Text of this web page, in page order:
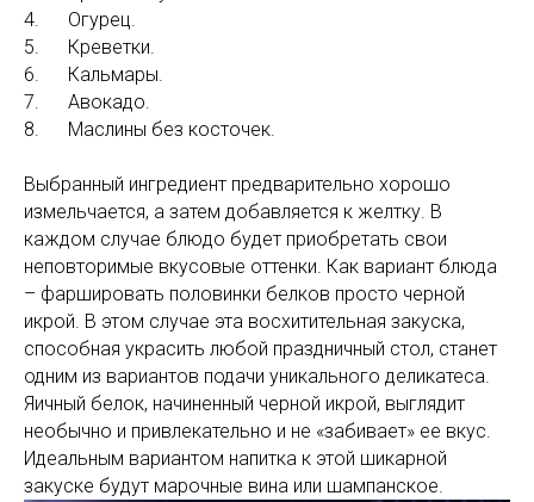
4. Огурец.
5. Креветки.
6. Кальмары.
7. Авокадо.
8. Маслины без косточек.
Выбранный ингредиент предварительно хорошо
измельчается, а затем добавляется к желтку. В
каждом случае блюдо будет приобретать свои
неповторимые вкусовые оттенки. Как вариант блюда
– фаршировать половинки белков просто черной
икрой. В этом случае эта восхитительная закуска,
способная украсить любой праздничный стол, станет
одним из вариантов подачи уникального деликатеса.
Яичный белок, начиненный черной икрой, выглядит
необычно и привлекательно и не «забивает» ее вкус.
Идеальным вариантом напитка к этой шикарной
закуске будут марочные вина или шампанское.